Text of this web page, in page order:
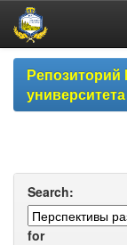
Skip
navigationРепозиторий
Search:
for